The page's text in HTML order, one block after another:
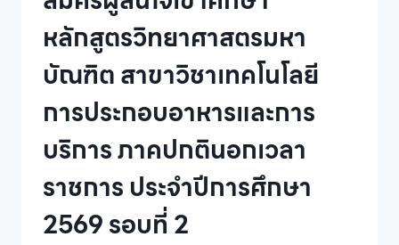
นอก
เวลา
ราชการ
รุ่น
ที่
2
(นักศึกษา
หลักสูตรวิทยาศาสตรมหา
บัณฑิต สาขาวิชาเทคโนโลยี
การประกอบอาหารและการ
บริการ ภาคปกตินอกเวลา
ราชการ ประจำปีการศึกษา
2569 รอบที่ 2